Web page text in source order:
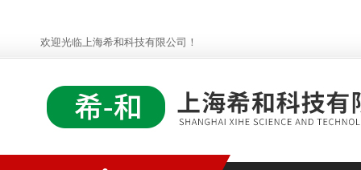
欢迎光临上海希和科技有限公司！